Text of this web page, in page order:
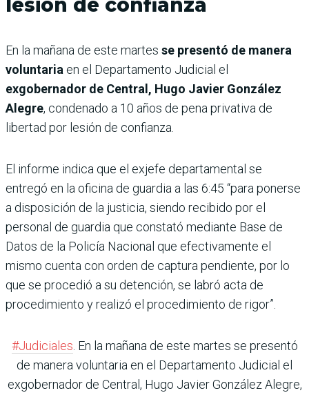
lesión de confianza
En la mañana de este martes se presentó de manera
voluntaria en el Departamento Judicial el
exgobernador de Central, Hugo Javier González
Alegre, condenado a 10 años de pena privativa de
libertad por lesión de confianza.
El informe indica que el exjefe departamental se
entregó en la oficina de guardia a las 6:45 “para ponerse
a disposición de la justicia, siendo recibido por el
personal de guardia que constató mediante Base de
Datos de la Policía Nacional que efectivamente el
mismo cuenta con orden de captura pendiente, por lo
que se procedió a su detención, se labró acta de
procedimiento y realizó el procedimiento de rigor”.
#Judiciales . En la mañana de este martes se presentó
de manera voluntaria en el Departamento Judicial el
exgobernador de Central, Hugo Javier González Alegre,